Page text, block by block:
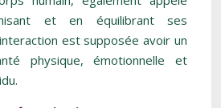
et en équilibrant ses
est supposée avoir un
physique, émotionnelle et